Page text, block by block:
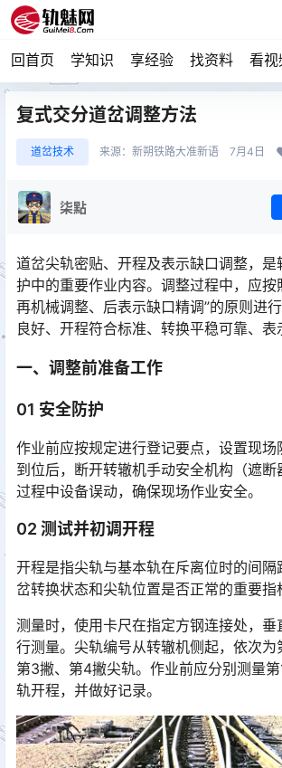
回首页 学知识 享经验 找资料 看视
复式交分道岔调整方法
道岔技术 来源： 新朔铁路大准新语 7月4日
柒點
道岔尖轨密贴、开程及表示缺口调整，是
护中的重要作业内容。调整过程中，应按
再机械调整、后表示缺口精调”的原则进
良好、开程符合标准、转换平稳可靠、表
一、调整前准备工作
01 安全防护
作业前应按规定进行登记要点，设置现场
到位后，断开转辙机手动安全机构（遮断
过程中设备误动，确保现场作业安全。
02 测试并初调开程
开程是指尖轨与基本轨在斥离位时的间隔
岔转换状态和尖轨位置是否正常的重要指
测量时，使用卡尺在指定方钢连接处，垂
行测量。尖轨编号从转辙机侧起，依次为
第3撇、第4撇尖轨。作业前应分别测量
轨开程，并做好记录。󠅅󠅃󠄵󠅂󠄪󠇖󠆨󠆨󠇕󠆞󠆒󠅬󠇘󠆭󠆘󠇙󠆝󠅵󠇗󠆭󠆁󠄐󠇗󠅹󠅸󠇖󠆍󠅳󠇖󠅹󠅰󠇖󠆌󠅹